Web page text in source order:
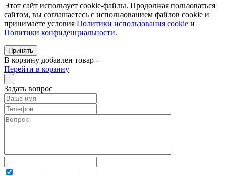
Этот сайт использует cookie-файлы. Продолжая пользоваться
сайтом, вы соглашаетесь с использованием файлов cookie и
принимаете условия Политики использования cookie и
Политики конфиденциальности.
Принять
В корзину добавлен товар -
Перейти в корзину
Задать вопрос